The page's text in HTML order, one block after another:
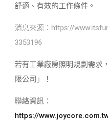
舒適、有效的工作條件。
消息來源：https://
3353196
若有工業廠房照明規劃需求
限公司」！
聯絡資訊：
https://